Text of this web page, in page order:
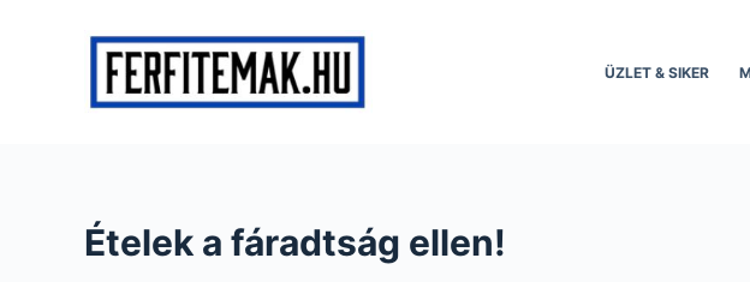
ÜZLET & SIKER
Ételek a fáradtság ellen!